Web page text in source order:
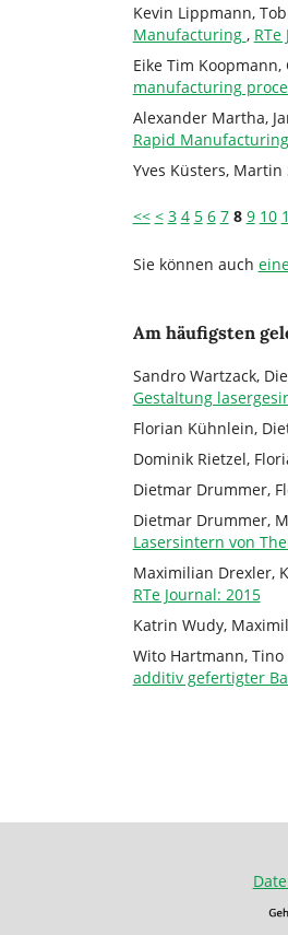
Kevin Lippmann,
Manufacturing ,
Eike Tim
manufacturing
Alexander Martha,
Rapid Manufacturing
Yves Küsters,
<< < 3 4 5 6 7 8 9 10
Sie können auch
Am häufigsten
Sandro Wartzack,
Gestaltung
Florian Kühnlein,
Dominik Rietzel,
Dietmar Drummer,
Dietmar Drummer,
Lasersintern von
Maximilian Drexler,
RTe Journal: 2015
Katrin Wudy,
Wito Hartmann,
additiv gefertigter